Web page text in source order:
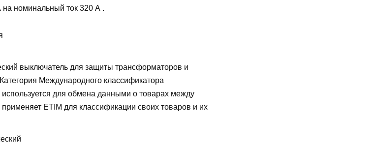
номинальный ток 320 А .
выключатель для защиты трансформаторов и
Категория Международного классификатора
для обмена данными о товарах между
ETIM для классификации своих товаров и их